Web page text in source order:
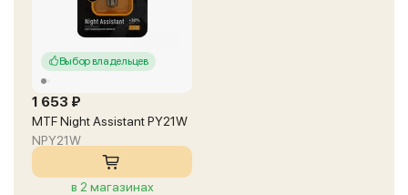
Выбор владельцев
1 653 ₽
MTF Night Assistant PY21W
NPY21W
в 2 магазинах